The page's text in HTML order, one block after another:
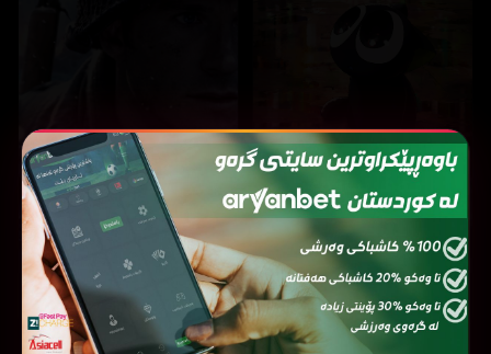
14,441
The Legend of Hei (2019)
13,476
Lucky strike (2026)